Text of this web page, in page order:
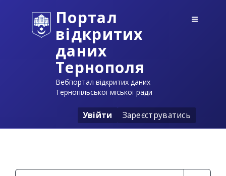
Портал
відкритих
даних
Тернополя
Вебпортал відкритих даних
Тернопільської міської ради
Увійти Зареєструватись